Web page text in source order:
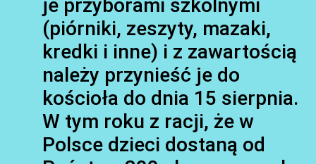
je przyborami szkolnymi
(piórniki, zeszyty, mazaki,
kredki i inne) i z zawartością
należy przynieść je do
kościoła do dnia 15 sierpnia.
W tym roku z racji, że w
Polsce dzieci dostaną od